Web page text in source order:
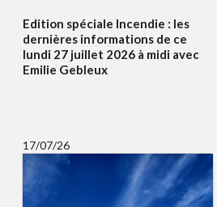
Edition spéciale Incendie : les
dernières informations de ce
lundi 27 juillet 2026 à midi avec
Emilie Gebleux
17/07/26